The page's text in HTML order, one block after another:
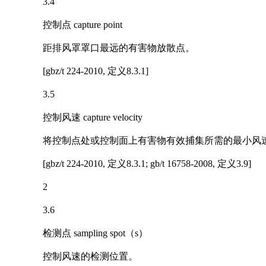
控制点 capture point
距排风罩罩口最远的有害物放散点。
[gbz/t 224-2010, 定义8.3.1]
3.5
控制风速 capture velocity
将控制点处或控制面上有害物有效捕集所需的最小风
[gbz/t 224-2010, 定义8.3.1; gb/t 16758-2008, 定义3.9]
2
3.6
检测点 sampling spot（s）
控制风速的检测位置。